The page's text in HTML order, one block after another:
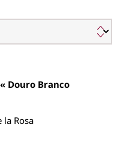
Douro Branco
la Rosa